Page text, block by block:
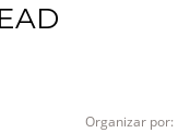
Organizar por: